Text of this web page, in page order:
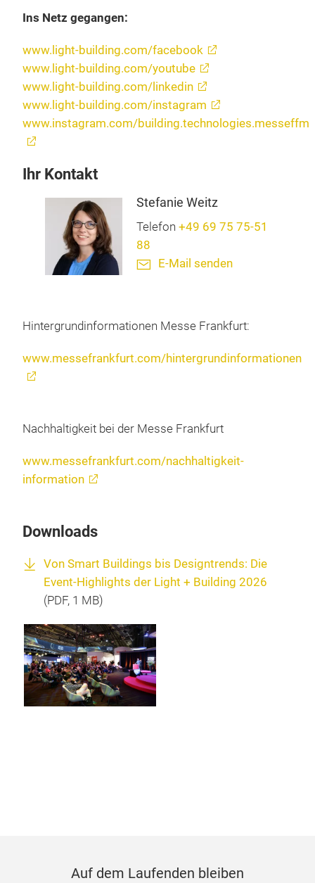
Ins Netz gegangen:
www.light-building.com/facebook
www.light-building.com/youtube
www.light-building.com/linkedin
www.light-building.com/instagram
www.instagram.com/building.technologies.messeffm
Ihr Kontakt
Stefanie Weitz
Telefon +49 69 75 75-51
88
E-Mail senden
Hintergrundinformationen Messe Frankfurt:
www.messefrankfurt.com/hintergrundinformationen
Nachhaltigkeit bei der Messe Frankfurt
www.messefrankfurt.com/nachhaltigkeit-
information
Downloads
Von Smart Buildings bis Designtrends: Die
Event-Highlights der Light + Building 2026
(PDF, 1 MB)
Auf dem Laufenden bleiben